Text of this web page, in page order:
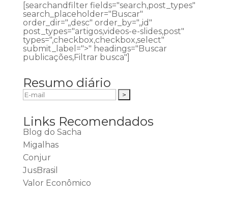
[searchandfilter fields="search,post_types"
search_placeholder="Buscar"
order_dir=",,desc" order_by=",,id"
post_types="artigos,videos-e-slides,post"
types=",checkbox,checkbox,select"
submit_label=">" headings="Buscar
publicações,Filtrar busca"]
Resumo diário
Links Recomendados
Blog do Sacha
Migalhas
Conjur
JusBrasil
Valor Econômico